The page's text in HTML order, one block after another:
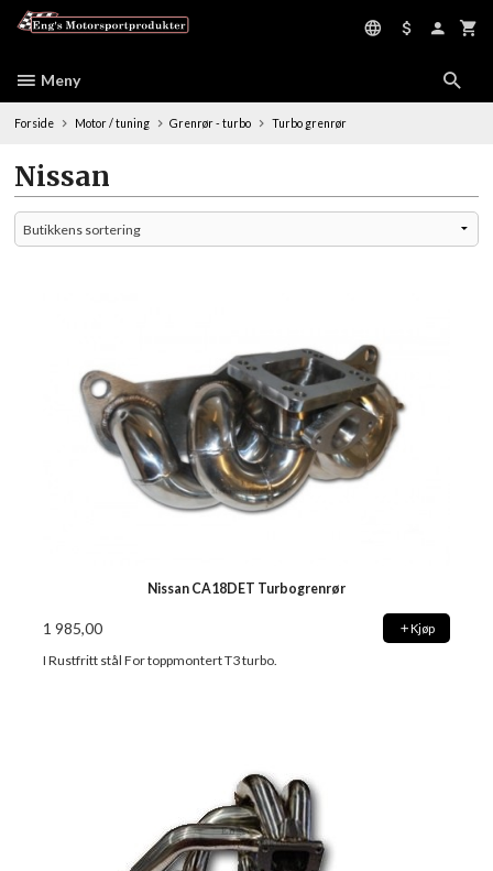
Meny
Forside Motor / tuning Grenrør - turbo Turbo grenrør
Nissan
Nissan CA18DET Turbogrenrør
1 985,00 Kjøp
I Rustfritt stål For toppmontert T3 turbo.